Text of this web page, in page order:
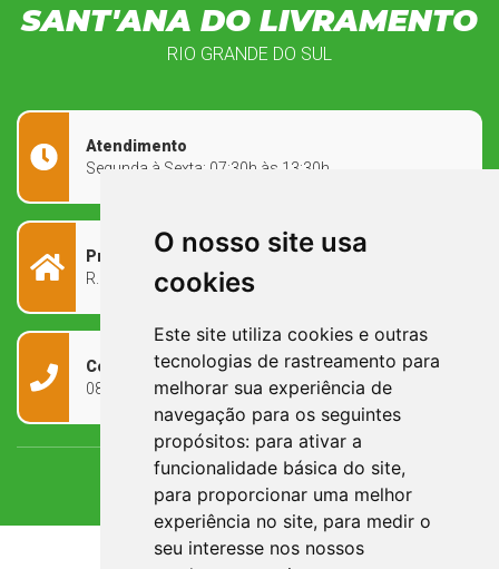
O nosso site usa
cookies
Este site utiliza cookies e outras
tecnologias de rastreamento para
melhorar sua experiência de
navegação para os seguintes
propósitos: para ativar a
funcionalidade básica do site,
para proporcionar uma melhor
experiência no site, para medir o
seu interesse nos nossos
SANT'ANA DO LIVRAMENTO
RIO GRANDE DO SUL
Atendimento
Segunda à Sexta: 07:30h às 13:30h
Prefeitura Municipal
R. Rivadávia Corrêa, 858 - Centro - RS, 97573-010
Contato
0800 090 2050